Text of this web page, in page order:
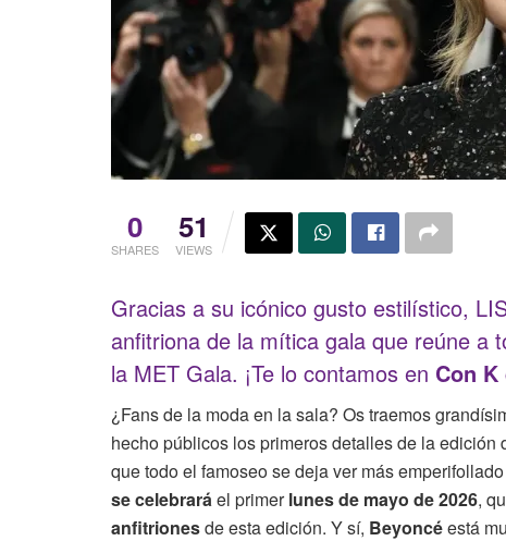
0
SHARES
51
VIEWS
Gracias a su icónico gusto estilístico,
anfitriona de la mítica gala que reúne a
la MET Gala. ¡Te lo contamos en Con
¿Fans de la moda en la sala? Os traemos
hecho públicos los primeros detalles de la edición
que todo el famoseo se deja ver más
se celebraráel primerlunes de mayo de 2026,
anfitrionesde esta edición. Y sí, Beyoncéestá